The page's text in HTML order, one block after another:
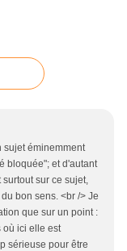
sujet éminemment
bloquée"; et d'autant
sur ce sujet,
bon sens. <br /> Je
que sur un point :
où ici elle est
sérieuse pour être